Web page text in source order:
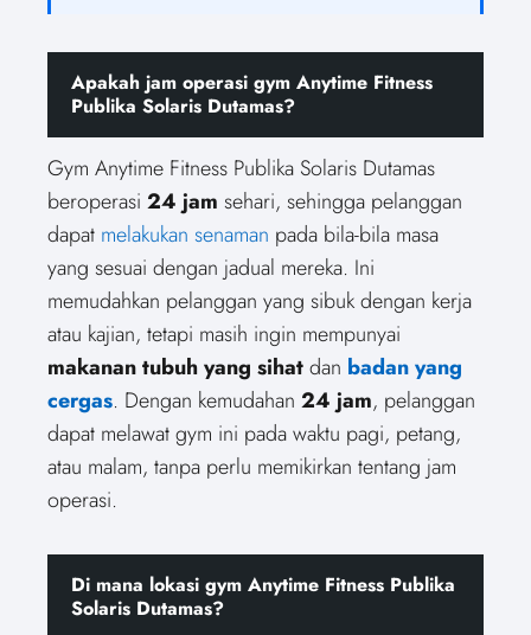
Apakah jam operasi gym Anytime Fitness
Publika Solaris Dutamas?
Gym Anytime Fitness Publika Solaris Dutamas
beroperasi 24 jam sehari, sehingga pelanggan
dapat melakukan senaman pada bila-bila masa
yang sesuai dengan jadual mereka. Ini
memudahkan pelanggan yang sibuk dengan kerja
atau kajian, tetapi masih ingin mempunyai
makanan tubuh yang sihatdan badan yang
cergas. Dengan kemudahan 24 jam, pelanggan
dapat melawat gym ini pada waktu pagi, petang,
atau malam, tanpa perlu memikirkan tentang jam
operasi.
Di mana lokasi gym Anytime Fitness Publika
Solaris Dutamas?